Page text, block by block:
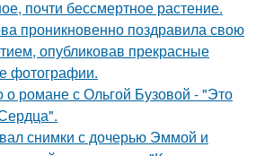
почти бессмертное растение.
проникновенно поздравила свою
опубликовав прекрасные
фотографии.
романе с Ольгой Бузовой - "Это
снимки с дочерью Эммой и